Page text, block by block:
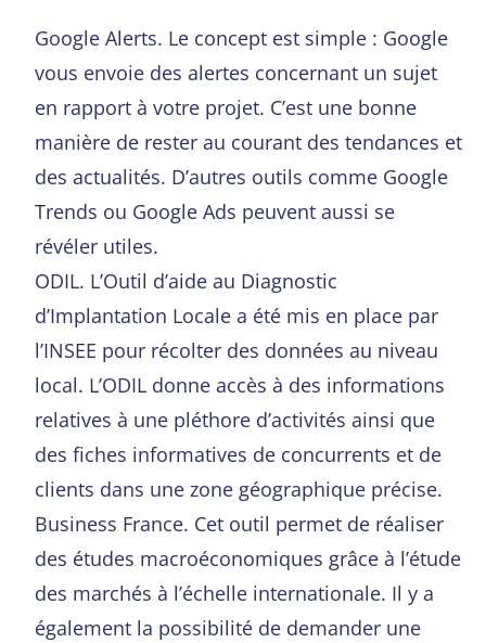
Google Alerts. Le concept est simple : Google
vous envoie des alertes concernant un sujet
en rapport à votre projet. C’est une bonne
manière de rester au courant des tendances et
des actualités. D’autres outils comme Google
Trends ou Google Ads peuvent aussi se
révéler utiles.
ODIL. L’Outil d’aide au Diagnostic
d’Implantation Locale a été mis en place par
l’INSEE pour récolter des données au niveau
local. L’ODIL donne accès à des informations
relatives à une pléthore d’activités ainsi que
des fiches informatives de concurrents et de
clients dans une zone géographique précise.
Business France. Cet outil permet de réaliser
des études macroéconomiques grâce à l’étude
des marchés à l’échelle internationale. Il y a
également la possibilité de demander une